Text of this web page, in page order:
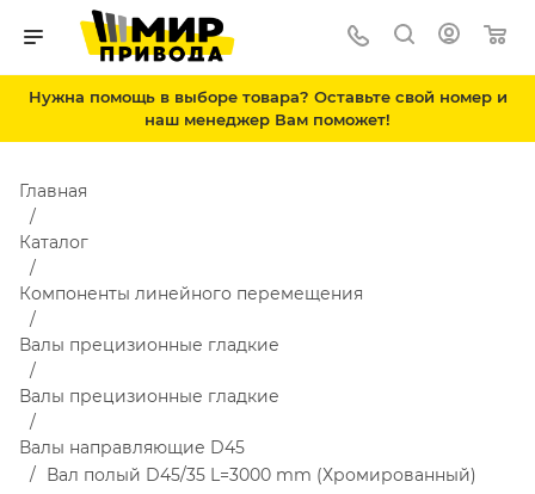
Нужна помощь в выборе товара? Оставьте свой номер и
наш менеджер Вам поможет!
Главная
Каталог
Компоненты линейного перемещения
Валы прецизионные гладкие
Валы прецизионные гладкие
Валы направляющие D45
Вал полый D45/35 L=3000 mm (Хромированный)